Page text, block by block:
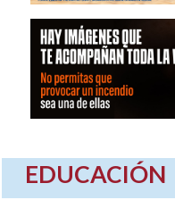
EDUCACIÓN